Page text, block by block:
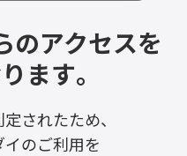
のアクセスを
ます。
されたため、
のご利用を